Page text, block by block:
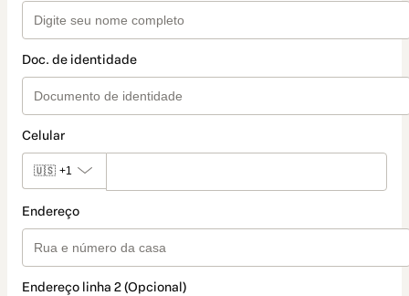
Doc. de identidade
Celular
🇺🇸 +1
Endereço
Endereço linha 2 (Opcional)